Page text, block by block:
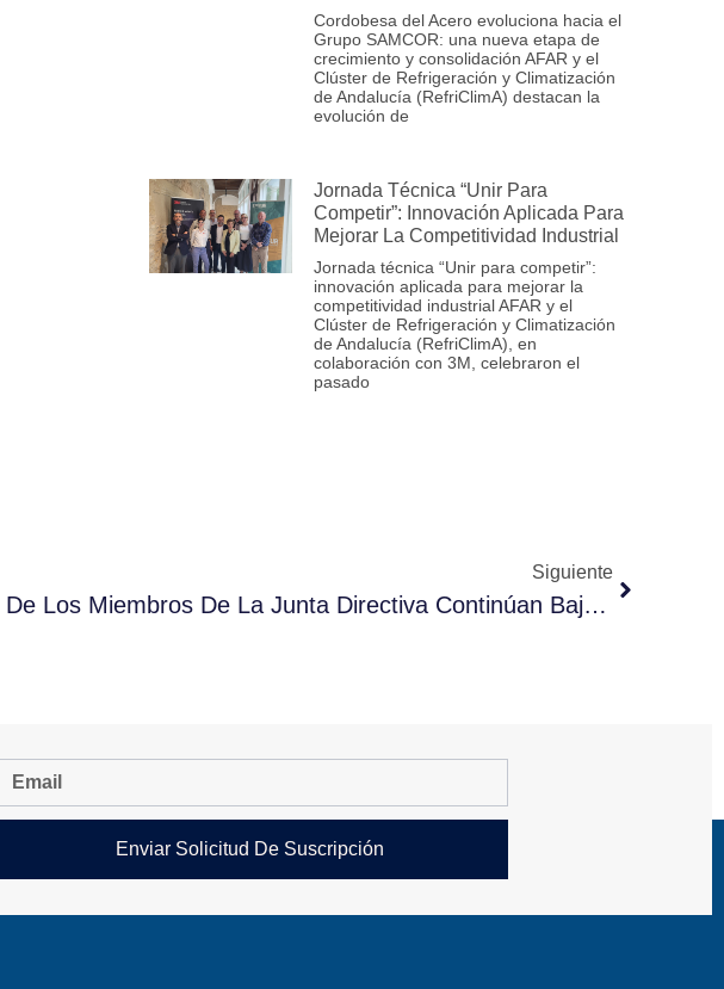
Cordobesa del Acero evoluciona hacia el
Grupo SAMCOR: una nueva etapa de
crecimiento y consolidación AFAR y el
Clúster de Refrigeración y Climatización
de Andalucía (RefriClimA) destacan la
evolución de
Jornada Técnica “Unir Para
Competir”: Innovación Aplicada Para
Mejorar La Competitividad Industrial
Jornada técnica “Unir para competir”:
innovación aplicada para mejorar la
competitividad industrial AFAR y el
Clúster de Refrigeración y Climatización
de Andalucía (RefriClimA), en
colaboración con 3M, celebraron el
pasado
Siguiente
El 90% De Los Miembros De La Junta Directiva Continúan Bajo El Mandato Del Nuevo Presidente Joaquín Alberto Peñalver
Enviar Solicitud De Suscripción